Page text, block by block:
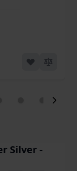
Silver -